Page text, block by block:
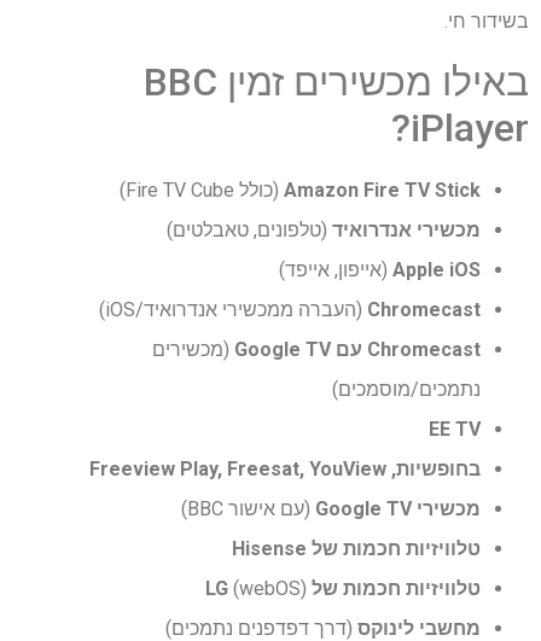
בשידור חי.
באילו מכשירים זמין BBC
iPlayer?
Amazon Fire TV Stick (כולל Fire TV Cube)
מכשירי אנדרואיד (טלפונים, טאבלטים)
Apple iOS (אייפון, אייפד)
Chromecast (העברה ממכשירי אנדרואיד/iOS)
Chromecast עם Google TV
(מכשירים
נתמכים/מוסמכים)
EE TV
בחופשיות, Freeview Play, Freesat, YouView
מכשירי Google TV
(עם אישור BBC)
טלוויזיות חכמות של Hisense
טלוויזיות חכמות של LG (webOS)
מחשבי לינוקס (דרך דפדפנים נתמכים)